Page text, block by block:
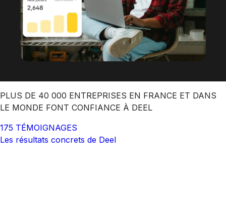
PLUS DE 40 000 ENTREPRISES EN FRANCE ET DANS
LE MONDE FONT CONFIANCE À DEEL
175 TÉMOIGNAGES
Les résultats concrets de Deel